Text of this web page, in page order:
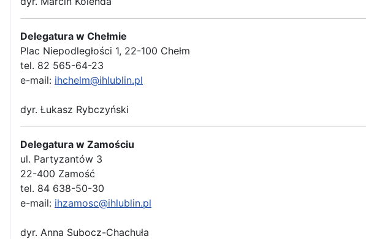
Delegatura w Chełmie
Plac Niepodległości 1, 22-100 Chełm
tel. 82 565-64-23
e-mail: ihchelm@ihlublin.pl
dyr. Łukasz Rybczyński
Delegatura w Zamościu
ul. Partyzantów 3
22-400 Zamość
tel. 84 638-50-30
e-mail: ihzamosc@ihlublin.pl
dyr. Anna Subocz-Chachuła